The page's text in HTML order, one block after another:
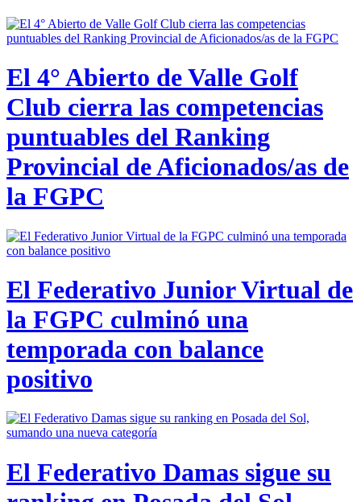
El 4° Abierto de Valle Golf
Club cierra las competencias
puntuables del Ranking
Provincial de Aficionados/as de
la FGPC
El Federativo Junior Virtual de
la FGPC culminó una
temporada con balance
positivo
El Federativo Damas sigue su